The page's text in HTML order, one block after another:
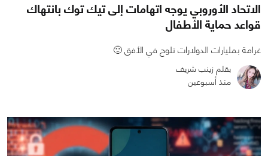
538
0
الاتحاد الأوروبي يوجه اتهامات إلى تيك توك بانتهاك
قواعد حماية الأطفال
غرامة بمليارات الدولارات تلوح في الأفق 🙂
بقلم زينب شريف
منذ أسبوعين